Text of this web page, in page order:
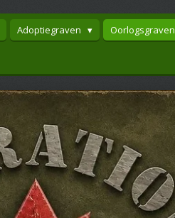
Adoptiegraven Oorlogsgraven